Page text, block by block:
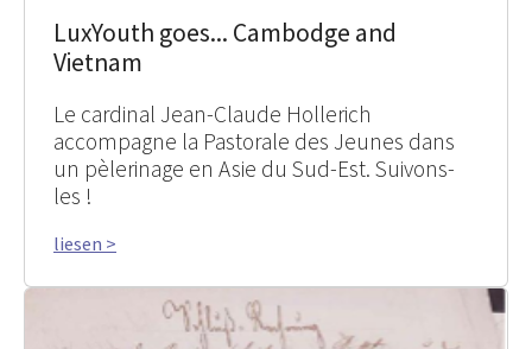
LuxYouth goes... Cambodge and
Vietnam
Le cardinal Jean-Claude Hollerich
accompagne la Pastorale des Jeunes dans
un pèlerinage en Asie du Sud-Est. Suivons-
les !
liesen >